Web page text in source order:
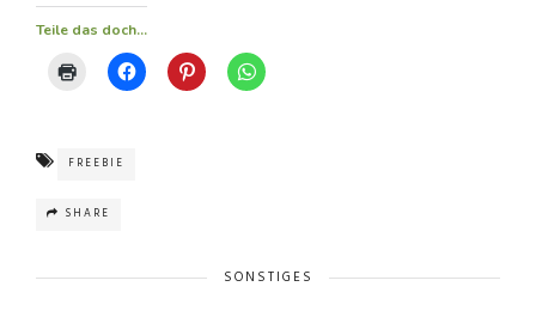
Teile das doch...
FREEBIE
SHARE
SONSTIGES